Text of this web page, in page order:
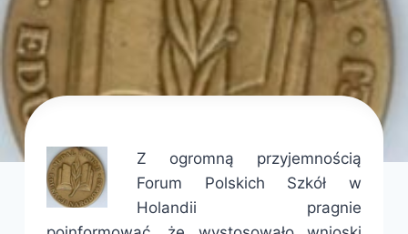
Z ogromną przyjemnością
Forum Polskich Szkół w
Holandii pragnie